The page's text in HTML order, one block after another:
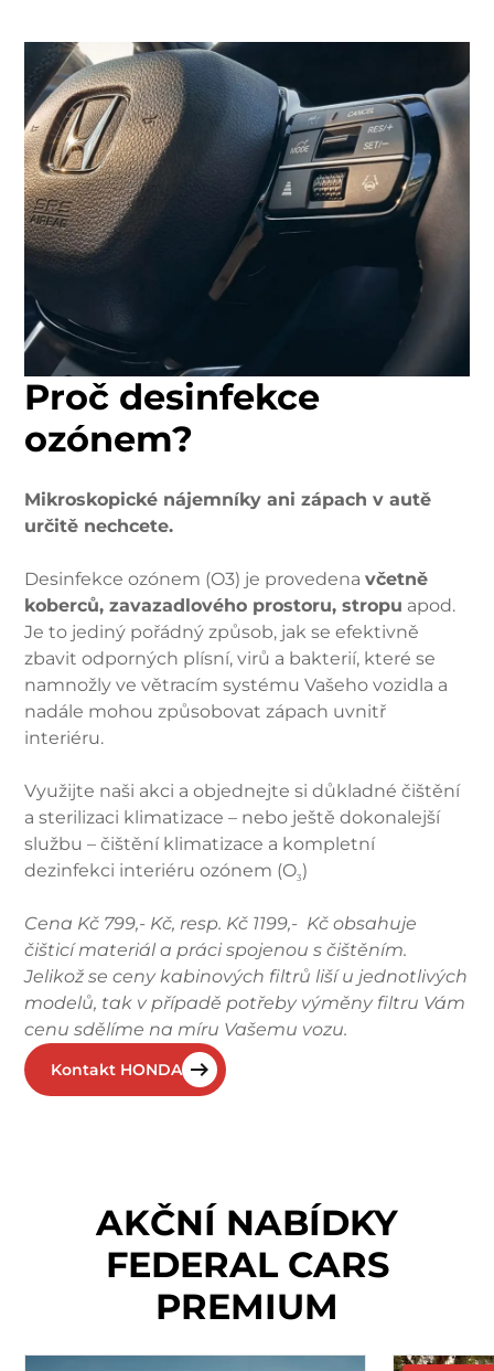
Proč desinfekce
ozónem?
Mikroskopické nájemníky ani zápach v autě
určitě nechcete.
Desinfekce ozónem (O3) je provedenavčetně
koberců, zavazadlového prostoru, stropu apod.
Je to jediný pořádný způsob, jak se efektivně
zbavit odporných plísní, virů a bakterií, které se
namnožly ve větracím systému Vašeho vozidla a
nadále mohou způsobovat zápach uvnitř
interiéru.
Využijte naši akci a objednejte si důkladné čištění
a sterilizaci klimatizace – nebo ještě dokonalejší
službu – čištění klimatizace a kompletní
dezinfekci interiéru ozónem (O3 )
Cena Kč 799,- Kč, resp. Kč 1199,- Kč obsahuje
čišticí materiál a práci spojenou s čištěním.
Jelikož se ceny kabinových filtrů liší u jednotlivých
modelů, tak v případě potřeby výměny filtru Vám
cenu sdělíme na míru Vašemu vozu.
Kontakt HONDA
AKČNÍ NABÍDKY
FEDERAL CARS
PREMIUM